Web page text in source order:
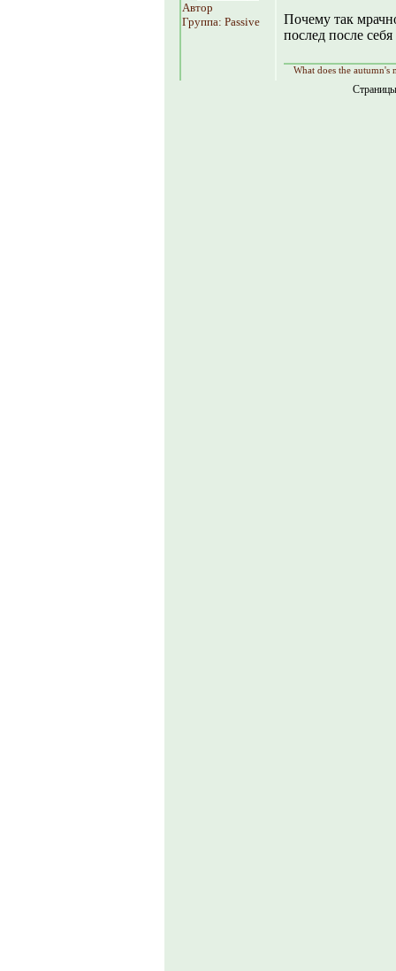
Автор
Группа: Passive
Почему так
послед после себя
What does the autumn's